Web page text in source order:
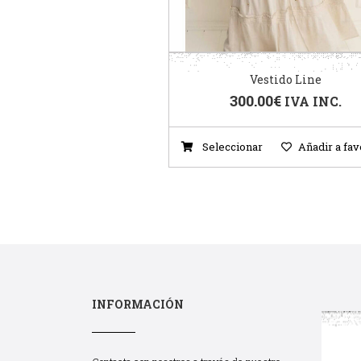
Vestido Line
300.00€ IVA INC.
Seleccionar Añadir a
INFORMACIÓN